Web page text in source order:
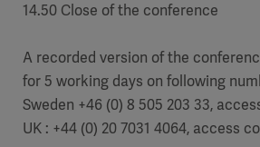
14.50 Close of the conference
A recorded version of the
for 5 working days on following
Sweden +46 (0) 8 505 203 33,
UK : +44 (0) 20 7031 4064, access